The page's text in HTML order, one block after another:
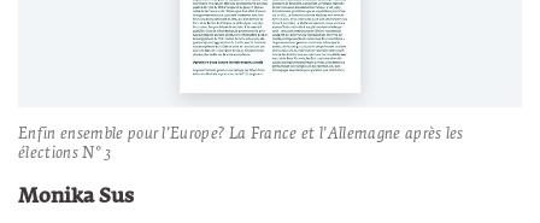
Enfin ensemble pour l’Europe? La France et l’Allemagne après les
élections N° 3
Monika Sus